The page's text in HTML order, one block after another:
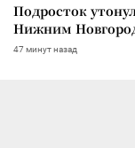
Подросток
Нижним
47 минут назад